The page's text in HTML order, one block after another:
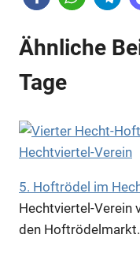
Ähnliche
Tage
5. Hoftrödel im
Hechtviertel-Verein
den